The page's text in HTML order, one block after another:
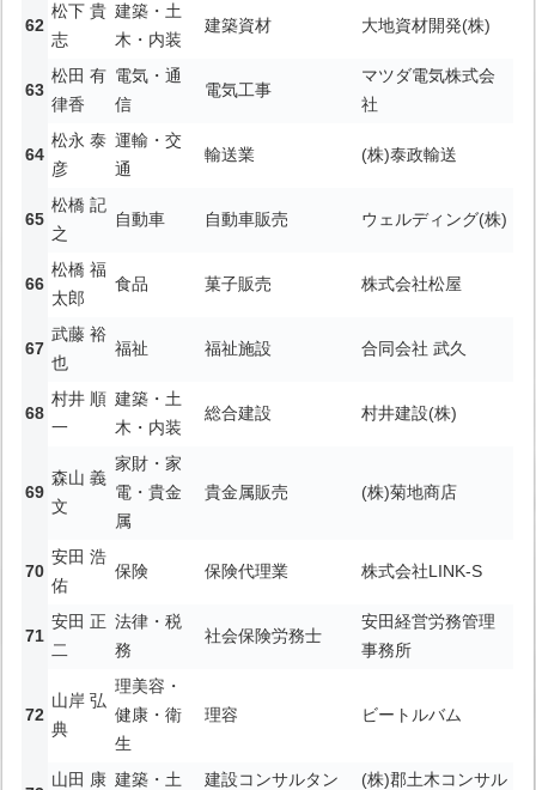
松下 貴
志
建築・土
木・内装
建築資材 大地資材開発(株)
松田 有
律香
電気・通
信
電気工事
マツダ電気株式会
社
松永 泰
彦
運輸・交
通
輸送業 (株)泰政輸送
松橋 記
之
自動車 自動車販売 ウェルディング(株)
松橋 福
太郎
食品 菓子販売 株式会社松屋
武藤 裕
也
福祉 福祉施設 合同会社 武久
村井 順
一
建築・土
木・内装
総合建設 村井建設(株)
森山 義
文
家財・家
電・貴金
属
貴金属販売 (株)菊地商店
安田 浩
佑
保険 保険代理業 株式会社LINK-S
安田 正
二
法律・税
務
社会保険労務士
安田経営労務管理
事務所
山岸 弘
典
理美容・
健康・衛
生
理容 ビートルバム
山田 康 建築・土
建設コンサルタン
(株)郡土木コンサル